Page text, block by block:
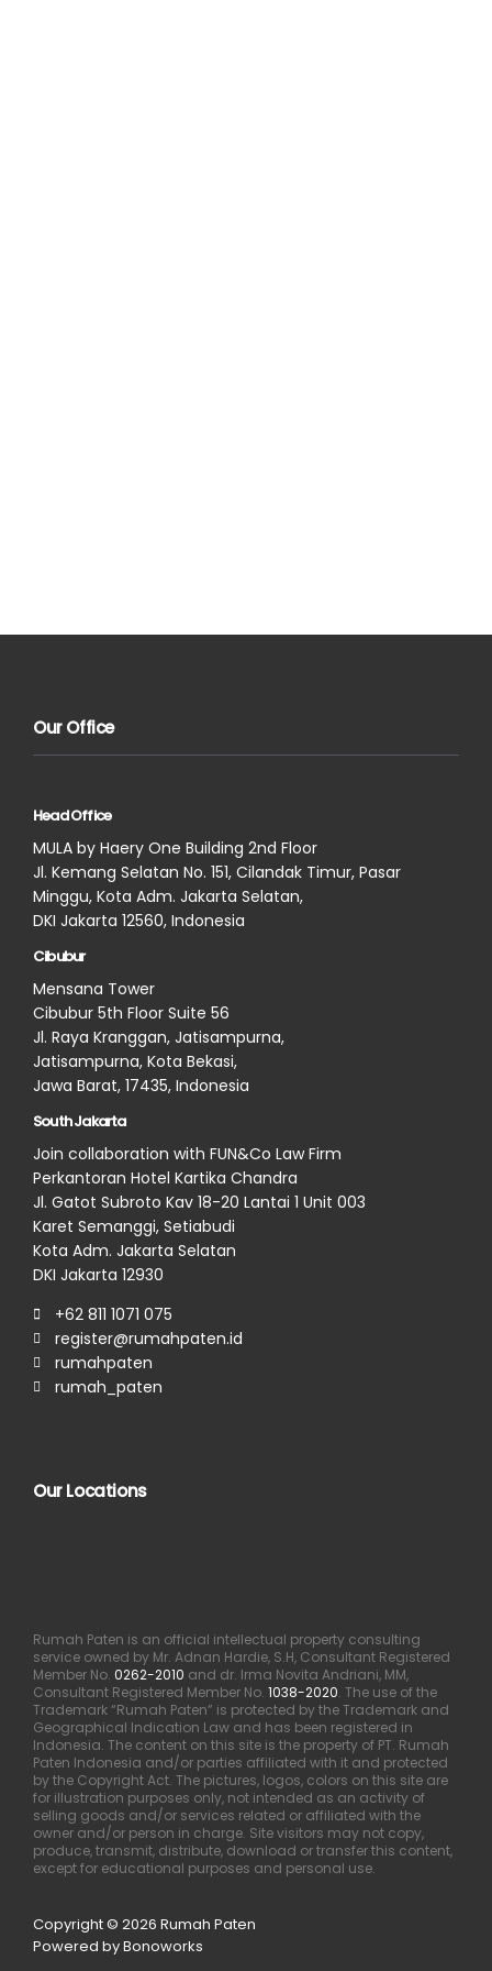
Our Locations
Rumah Paten is an official intellectual property consulting
service owned by Mr. Adnan Hardie, S.H, Consultant Registered
Member No. 0262-2010 and dr. Irma Novita Andriani, MM,
Consultant Registered Member No. 1038-2020. The use of the
Trademark “Rumah Paten” is protected by the Trademark and
Geographical Indication Law and has been registered in
Indonesia. The content on this site is the property of PT. Rumah
Paten Indonesia and/or parties affiliated with it and protected
by the Copyright Act. The pictures, logos, colors on this site are
for illustration purposes only, not intended as an activity of
selling goods and/or services related or affiliated with the
owner and/or person in charge. Site visitors may not copy,
produce, transmit, distribute, download or transfer this content,
except for educational purposes and personal use.
Copyright © 2026 Rumah Paten
Powered by Bonoworks
Our Office
Head Office
MULA by Haery One Building 2nd Floor
Jl. Kemang Selatan No. 151, Cilandak Timur, Pasar
Minggu, Kota Adm. Jakarta Selatan,
DKI Jakarta 12560, Indonesia
Cibubur
Mensana Tower
Cibubur 5th Floor Suite 56
Jl. Raya Kranggan, Jatisampurna,
Jatisampurna, Kota Bekasi,
Jawa Barat, 17435, Indonesia
South Jakarta
Join collaboration with FUN&Co Law Firm
Perkantoran Hotel Kartika Chandra
Jl. Gatot Subroto Kav 18-20 Lantai 1 Unit 003
Karet Semanggi, Setiabudi
Kota Adm. Jakarta Selatan
DKI Jakarta 12930
+62 811 1071 075
register@rumahpaten.id
rumahpaten
rumah_paten